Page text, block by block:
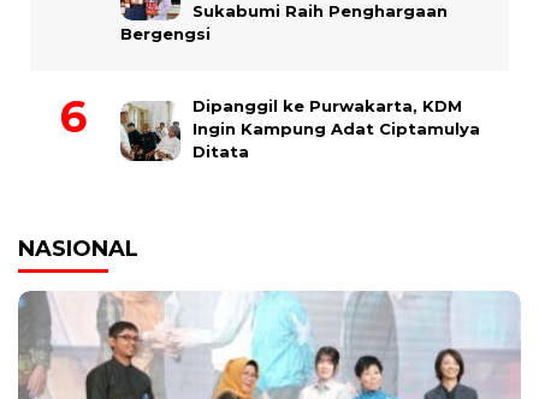
Sukabumi Raih Penghargaan
Bergengsi
Dipanggil ke Purwakarta, KDM
Ingin Kampung Adat Ciptamulya
Ditata
NASIONAL